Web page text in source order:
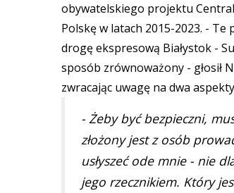
obywatelskiego projektu
Polskę w latach 2015-2023. - Te
drogę ekspresową Białystok -
sposób zrównoważony - głosił
zwracając uwagę na dwa
- Żeby być bezpieczni,
złożony jest z osób
usłyszeć ode mnie - nie
jego rzecznikiem. Który